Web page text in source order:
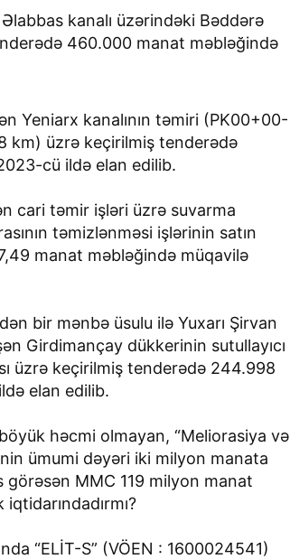
kanalı üzərindəki Bəddərə
460.000 manat məbləğində
Yeniarx kanalının təmiri (PK00+00-
km) üzrə keçirilmiş tenderədə
cü ildə elan edilib.
cari təmir işləri üzrə suvarma
təmizlənməsi işlərinin satın
manat məbləğində müqavilə
bir mənbə üsulu ilə Yuxarı Şirvan
Girdimançay dükkerinin sutullayıcı
üzrə keçirilmiş tenderədə 244.998
elan edilib.
həcmi olmayan, “Meliorasiya və
ümumi dəyəri iki milyon manata
görəsən MMC 119 milyon manat
“ELİT-S” (VÖEN : 1600024541)